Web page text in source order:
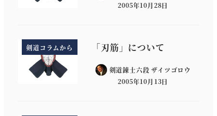
2005年10月28日
剣道コラムから 「刃筋」について
剣道錬士六段 ザイツゴロウ
2005年10月13日